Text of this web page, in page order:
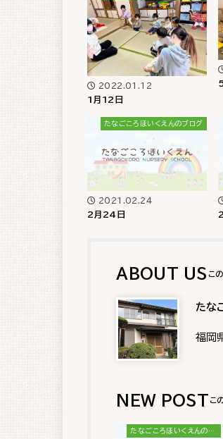
2022.01.12
1月12日
たなごころほいくえんのブログ
2021.02.24
2月24日
ABOUT US
たな
福岡
NEW POST
たなごころほいくえんのブログ